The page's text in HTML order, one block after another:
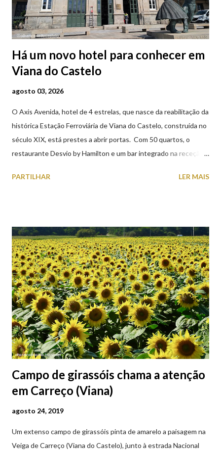
Há um novo hotel para conhecer em
Viana do Castelo
agosto 03, 2026
O Axis Avenida, hotel de 4 estrelas, que nasce da reabilitação da
histórica Estação Ferroviária de Viana do Castelo, construída no
século XIX, está prestes a abrir portas. Com 50 quartos, o
restaurante Desvio by Hamilton e um bar integrado na receção,
peças históricas cedidas pela IP Património que homenageiam a
PARTILHAR LER MAIS
Campo de girassóis chama a atenção
em Carreço (Viana)
agosto 24, 2019
Um extenso campo de girassóis pinta de amarelo a paisagem na
Veiga de Carreço (Viana do Castelo), junto à estrada Nacional